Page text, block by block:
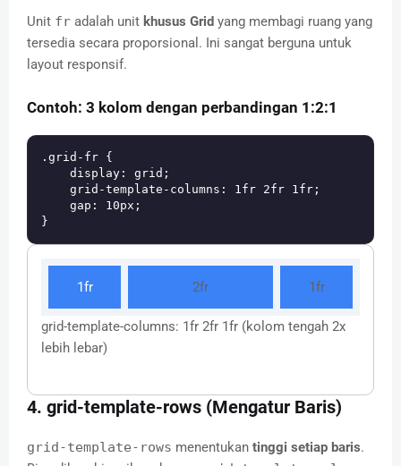
Unit fr adalah unit khusus Grid yang membagi ruang yang
tersedia secara proporsional. Ini sangat berguna untuk
layout responsif.
Contoh: 3 kolom dengan perbandingan 1:2:1
.grid-fr {
1fr 2fr 1fr
grid-template-columns: 1fr 2fr 1fr (kolom tengah 2x
lebih lebar)
4. grid-template-rows (Mengatur Baris)
grid-template-rows menentukan tinggi setiap baris.